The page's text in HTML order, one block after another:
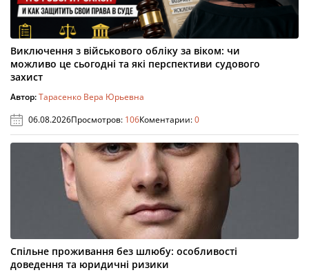
Виключення з військового обліку за віком: чи
можливо це сьогодні та які перспективи судового
захист
Автор:Тарасенко Вера Юрьевна
06.08.2026Просмотров: 106Коментарии:0
Спільне проживання без шлюбу: особливості
доведення та юридичні ризики